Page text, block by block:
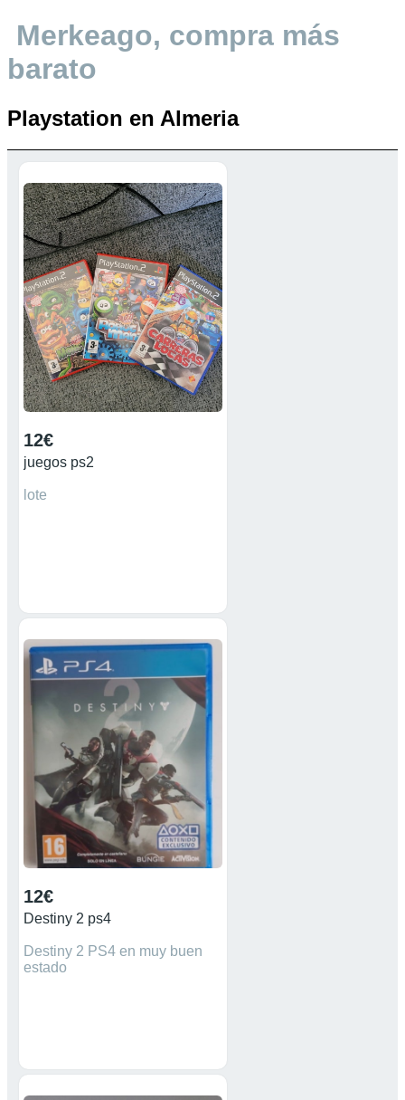
Merkeago, compra más
barato
Playstation en Almeria
12€
juegos ps2
lote
12€
Destiny 2 ps4
Destiny 2 PS4 en muy buen
estado